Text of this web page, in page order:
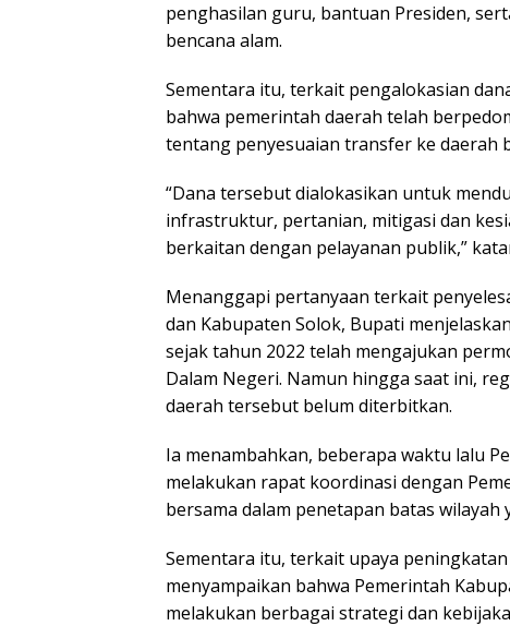
penghasilan guru, bantuan Presiden,
bencana alam.
Sementara itu, terkait pengalokasian
bahwa pemerintah daerah telah
tentang penyesuaian transfer ke daerah
“Dana tersebut dialokasikan untuk
infrastruktur, pertanian, mitigasi dan
berkaitan dengan pelayanan publik,”
Menanggapi pertanyaan terkait
dan Kabupaten Solok, Bupati
sejak tahun 2022 telah mengajukan
Dalam Negeri. Namun hingga saat ini,
daerah tersebut belum diterbitkan.
Ia menambahkan, beberapa waktu lalu
melakukan rapat koordinasi dengan
bersama dalam penetapan batas wilayah
Sementara itu, terkait upaya
menyampaikan bahwa Pemerintah
melakukan berbagai strategi dan